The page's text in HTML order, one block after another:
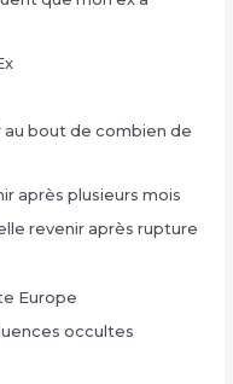
au bout de combien de
après plusieurs mois
revenir après rupture
Europe
occultes